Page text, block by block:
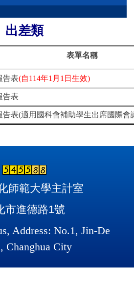
出差類
表單名稱
告表(自114年1月1日生效)
告表
告表(適用國科會補助學生出席國際會
師範大學主計室
市進德路1號
Address: No.1, Jin-De
Changhua City